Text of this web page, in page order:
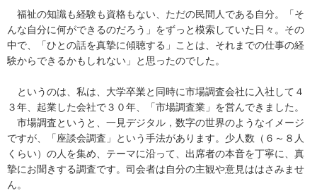
福祉の知識も経験も資格もない、ただの民間人である自分。「そ
んな自分に何ができるのだろう」をずっと模索していた日々。その
中で、「ひとの話を真摯に傾聴する」ことは、それまでの仕事の経
験からできるかもしれない」と思ったのでした。
というのは、私は、大学卒業と同時に市場調査会社に入社して４
３年、起業した会社で３０年、「市場調査業」を営んできました。
市場調査というと、一見デジタル，数字の世界のようなイメージ
ですが、「座談会調査」という手法があります。少人数（６～８人
くらい）の人を集め、テーマに沿って、出席者の本音を丁寧に、真
摯にお聞きする調査です。司会者は自分の主観や意見ははさみませ
ん。